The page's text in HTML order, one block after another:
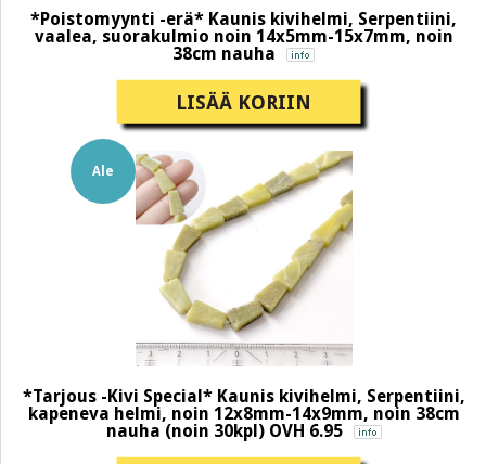
*Poistomyynti -erä* Kaunis kivihelmi, Serpentiini,
vaalea, suorakulmio noin 14x5mm-15x7mm, noin
38cm nauha
LISÄÄ KORIIN
*Tarjous -Kivi Special* Kaunis kivihelmi, Serpentiini,
kapeneva helmi, noin 12x8mm-14x9mm, noin 38cm
nauha (noin 30kpl) OVH 6.95
Ale